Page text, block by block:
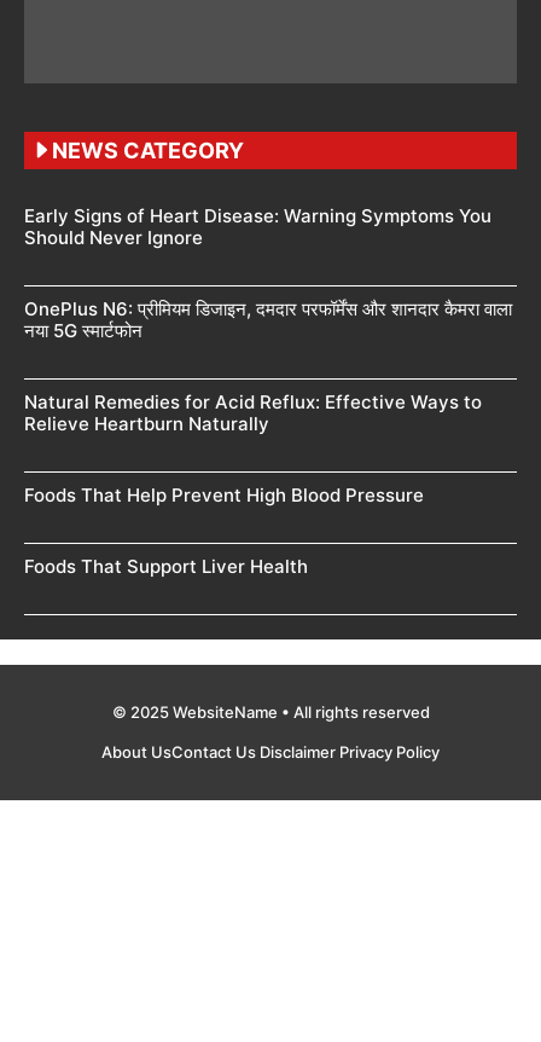
NEWS CATEGORY
Early Signs of Heart Disease: Warning Symptoms You
Should Never Ignore
OnePlus N6: प्रीमियम डिजाइन, दमदार परफॉर्मेंस और शानदार कैमरा वाला
नया 5G स्मार्टफोन
Natural Remedies for Acid Reflux: Effective Ways to
Relieve Heartburn Naturally
Foods That Help Prevent High Blood Pressure
Foods That Support Liver Health
© 2025 WebsiteName • All rights reserved
About UsContact Us Disclaimer Privacy Policy